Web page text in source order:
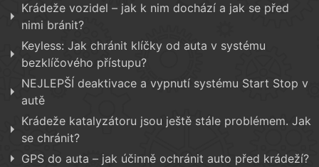
Krádeže vozidel – jak k nim dochází a jak se před
nimi bránit?
Keyless: Jak chránit klíčky od auta v systému
bezklíčového přístupu?
NEJLEPŠÍ deaktivace a vypnutí systému Start Stop v
autě
Krádeže katalyzátoru jsou ještě stále problémem. Jak
se chránit?
GPS do auta – jak účinně ochránit auto před krádeží?